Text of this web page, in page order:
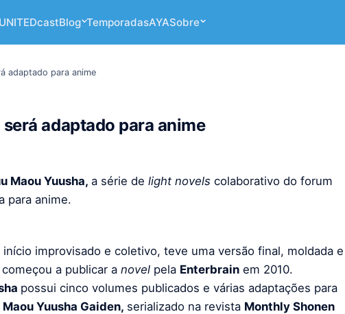
Blog TemporadasAYASobre
adaptado para anime
adaptado para anime
Maou Yuusha, a série de light novels colaborativo do forum
para anime.
improvisado e coletivo, teve uma versão final, moldada e
a publicar a novel pela Enterbrain em 2010.
possui cinco volumes publicados e várias adaptações para
Yuusha Gaiden, serializado na revista Monthly Shonen